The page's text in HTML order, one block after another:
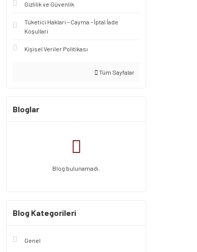
Gizlilik ve Güvenlik
Tüketici Haklari – Cayma – İptal İade
Koşullari
Kişisel Veriler Politikası
Tüm Sayfalar
Bloglar
Blog bulunamadı.
Blog Kategorileri
Genel